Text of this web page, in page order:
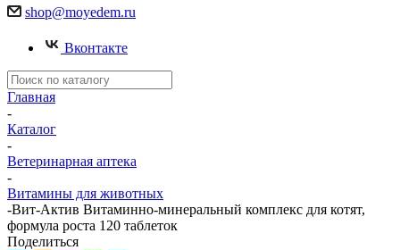
shop@moyedem.ru
Вконтакте
Главная
-
Каталог
-
Ветеринарная аптека
-
Витамины для животных
-Вит-Актив Витаминно-минеральный комплекс для котят,
формула роста 120 таблеток
Поделиться